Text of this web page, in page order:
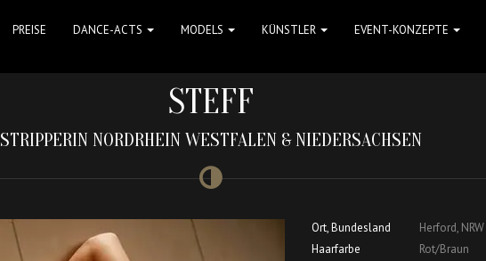
PREISE DANCE-ACTS MODELS KÜNSTLER EVENT-KONZEPTE
STEFF
STRIPPERIN NORDRHEIN WESTFALEN & NIEDERSACHSEN
Ort, Bundesland
Herford, NRW
Haarfarbe
Rot/Braun